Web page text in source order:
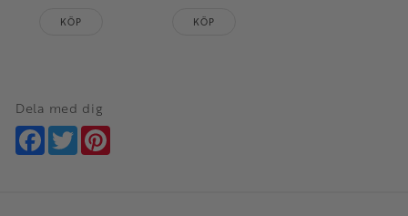
KÖP KÖP
Dela med dig
Facebook
Twitter